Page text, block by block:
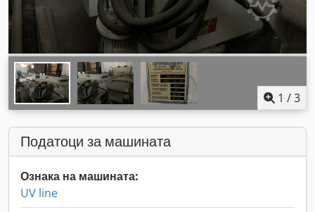
1 /3
Податоци за машината
Ознака на машината:
UV line